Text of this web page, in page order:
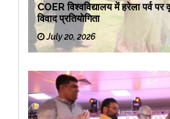
COER विश्वविद्यालय में हरेला पर्व पर
विवाद प्रतियोगिता
July 20, 2026